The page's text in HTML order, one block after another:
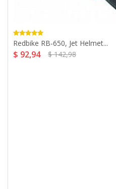
Redbike RB-650, Jet Helmet...
$ 92,94 $ 142,98